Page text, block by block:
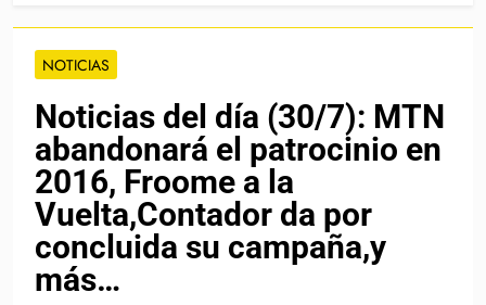
NOTICIAS
Noticias del día (30/7): MTN
abandonará el patrocinio en
2016, Froome a la
Vuelta,Contador da por
concluida su campaña,y
más…